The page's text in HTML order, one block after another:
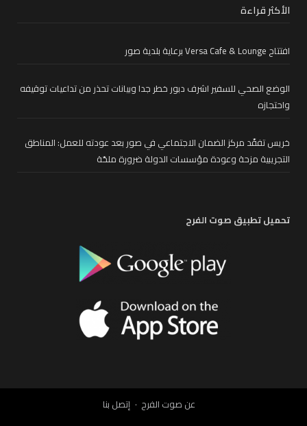
الأكثر قراءة
افتتاح Versa Cafe & Lounge برعاية بلدية صور
الوضع الصحي للسفير اشرف دبور خطر جدا وبيانات تحذر من تداعيات توقيفه
واحتجازه
خريس تفقّد مركز الضمان الاجتماعي في صور بعد عودته للعمل: المناطق
التجريبية مزحة وعودة مؤسسات الدولة ضرورة ملحّة
تحميل تطبيق صوت الفرح
عن صوت الفرح إتصل بنا